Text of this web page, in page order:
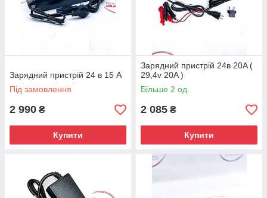
Зарядний пристрій 24 в 15 A
Під замовлення
2 990 ₴
Купити
Зарядний пристрій 24в 20A (
29,4v 20A )
Більше 2 од.
2 085 ₴
Купити